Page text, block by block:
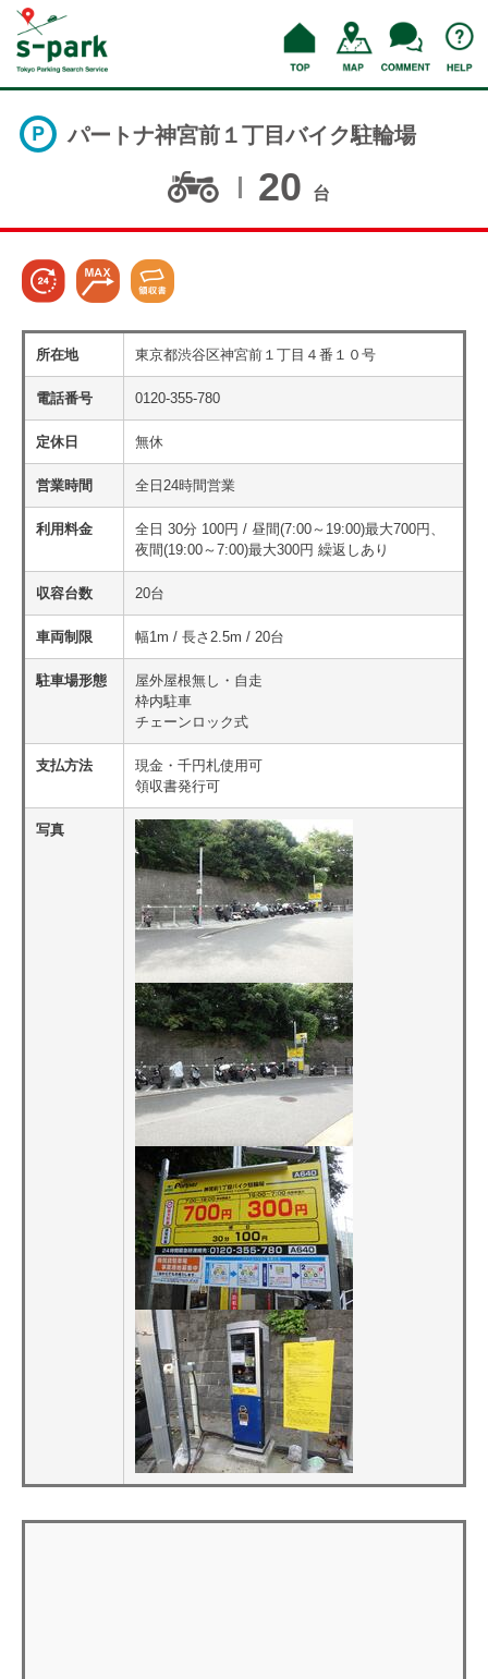
パートナ神宮前１丁目バイク駐輪場
20 台
所在地 東京都渋谷区神宮前１丁目４番１０号
電話番号 0120-355-780
定休日 無休
営業時間 全日24時間営業
利用料金
全日 30分 100円 / 昼間(7:00～19:00)最大700円、
夜間(19:00～7:00)最大300円 繰返しあり
収容台数 20台
車両制限 幅1m / 長さ2.5m / 20台
駐車場形態
屋外屋根無し・自走
枠内駐車
チェーンロック式
支払方法
現金・千円札使用可
領収書発行可
写真